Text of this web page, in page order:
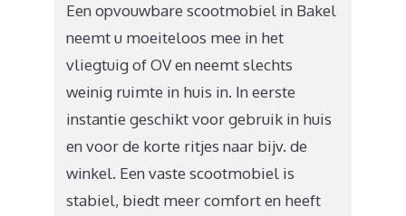
Een opvouwbare scootmobiel in Bakel
neemt u moeiteloos mee in het
vliegtuig of OV en neemt slechts
weinig ruimte in huis in. In eerste
instantie geschikt voor gebruik in huis
en voor de korte ritjes naar bijv. de
winkel. Een vaste scootmobiel is
stabiel, biedt meer comfort en heeft